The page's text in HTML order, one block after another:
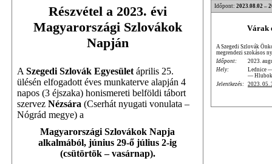
Részvétel a 2023. évi
Magyarországi Szlovákok
Napján
ASzegedi Szlovák Egyesületáprilis 25.
ülésén elfogadott éves munkaterve alapján 4
napos (3 éjszaka) honismereti belföldi tábort
szervez Nézsára (Cserhát nyugati vonulata –
Nógrád megye) a
Magyarországi Szlovákok Napja
alkalmából, június 29-ő július 2-ig
(csütörtök – vasárnap).
Időpont: 2023.08.02 –
Várak
A Szegedi Szlovák
megrendezi szokásos
Időpont:
2023.
Hely:
Lednice
—
Jelentkezés: 2023. 05.